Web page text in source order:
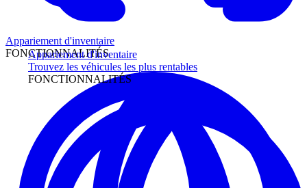
Appariement d'inventaire
Trouvez les véhicules les plus rentables
FONCTIONNALITÉS
Appariement d'inventaire
FONCTIONNALITÉS